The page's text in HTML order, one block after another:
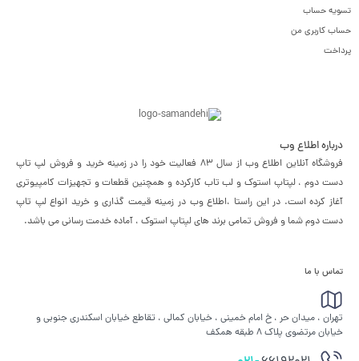
تسویه حساب
حساب کاربری من
پرداخت
درباره اطلاع وب
فروشگاه آنلاین اطلاع وب از سال 83 فعالیت خود را در زمینه خرید و فروش لپ تاپ
دست دوم ، لپتاپ استوک و لب تاب کارکرده و همچنین قطعات و تجهیزات کامپیوتری
آغاز کرده است. در این راستا ،‌اطلاع وب در زمینه قیمت گذاری و خرید انواع لپ تاپ
دست دوم شما و فروش تمامی برند های لپتاپ استوک ، آماده خدمت رسانی می باشد.
تماس با ما
تهران ، میدان حر ، خ امام خمینی ، خیابان کمالی ، تقاطع خیابان اسکندری جنوبی و
خیابان مرتضوی پلاک 8 طبقه همکف